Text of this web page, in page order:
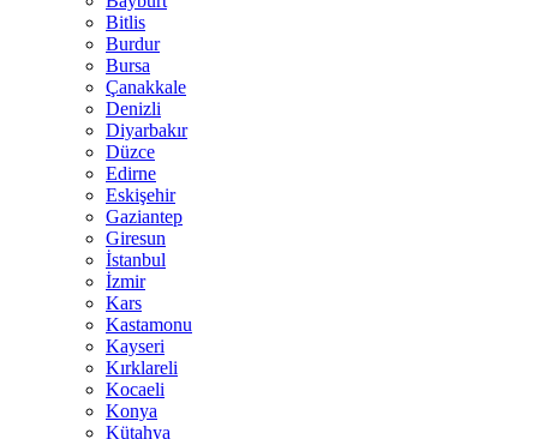
Bitlis
Burdur
Bursa
Çanakkale
Denizli
Diyarbakır
Düzce
Edirne
Eskişehir
Gaziantep
Giresun
İstanbul
İzmir
Kars
Kastamonu
Kayseri
Kırklareli
Kocaeli
Konya
Kütahya